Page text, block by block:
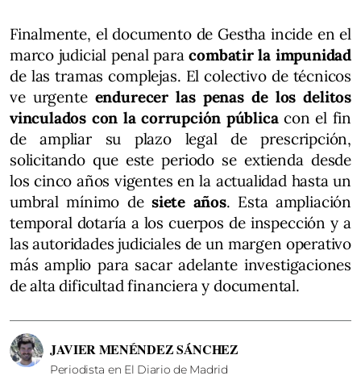
Finalmente, el documento de Gestha incide en el
marco judicial penal paracombatir la impunidad
de las tramas complejas. El colectivo de técnicos
ve urgente endurecer las penas de los delitos
vinculados con la corrupción públicacon el fin
de ampliar su plazo legal de prescripción,
solicitando que este periodo se extienda desde
los cinco años vigentes en la actualidad hasta un
umbral mínimo de siete años. Esta ampliación
temporal dotaría a los cuerpos de inspección y a
las autoridades judiciales de un margen operativo
más amplio para sacar adelante investigaciones
de alta dificultad financiera y documental.
JAVIER MENÉNDEZ SÁNCHEZ
Periodista en El Diario de Madrid